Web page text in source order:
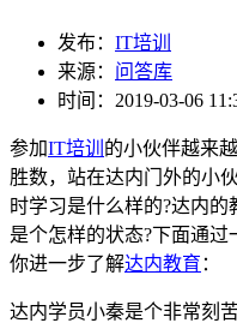
发布： IT培训
来源： 问答库
时间：2019-03-06
参加IT培训 的小伙伴越来
胜数，站在达内门外的小
时学习是什么样的?达内
是个怎样的状态?下面通
你进一步了解达内教育 ：
达内学员小秦是个非常刻